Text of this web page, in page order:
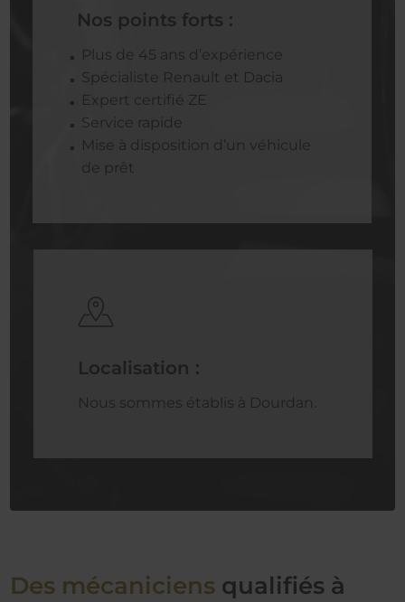
Nos points forts :
Plus de 45 ans d’expérience
Spécialiste Renault et Dacia
Expert certifié ZE
Service rapide
Mise à disposition d’un véhicule
de prêt
Localisation :
Nous sommes établis à Dourdan.
Des mécaniciens qualifiés à